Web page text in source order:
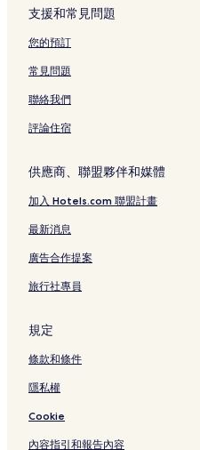
支援和常見問題
您的預訂
常見問題
聯絡我們
評論住宿
供應商、聯盟夥伴和媒體
加入 Hotels.com 聯盟計畫
最新消息
廣告合作提案
旅行社專員
規定
條款和條件
隱私權
Cookie
內容指引和報告內容